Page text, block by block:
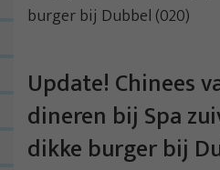
burger bij Dubbel (020)
Update! Chinees
dineren bij Spa
dikke burger bij